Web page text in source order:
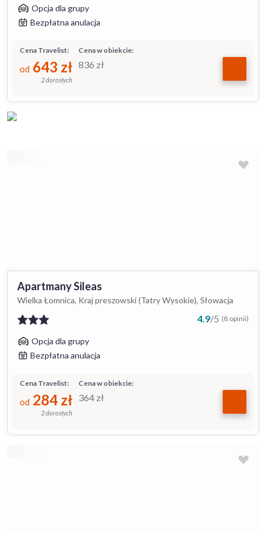
Opcja dla grupy
Bezpłatna anulacja
Cena w obiekcie:
836 zł
Cena Travelist:
od 643 zł
2 dorosłych
Apartmany Sileas
Wielka Łomnica, Kraj preszowski (Tatry Wysokie), Słowacja
4.9/5 (8 opinii)
Opcja dla grupy
Bezpłatna anulacja
Cena w obiekcie:
364 zł
Cena Travelist:
od 284 zł
2 dorosłych